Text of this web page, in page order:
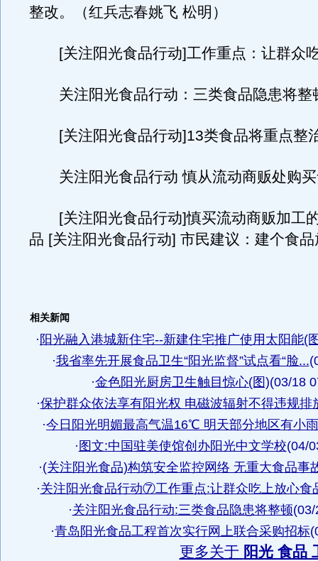
整改。（红兵志春姚飞 松明）
[关注阳光食品行动]工作重点：让群众
关注阳光食品行动：三类食品隐患将整
[关注阳光食品行动]13类食品将重点整
关注阳光食品行动 慎从流动商贩处购买
[关注阳光食品行动]慎买流动商贩加工
品 [关注阳光食品行动] 市民建议：建个食
相关新闻
·阳光融入港城新住宅--新建住宅推广使用太阳能(
·我省率先开展食品卫生“阳光监督”试点看“脸...
·金色阳光厨房卫生触目惊心(图)(03/18
·保护群众依法享有阳光权 电磁波辐射不得违规排
·今日阳光明媚最高气温16℃ 明天部分地区有小雨
·图文:中国驻美使馆创办阳光中文学校(04/
·(关注阳光食品)构筑安全监控网络 无重大食品事
·关注阳光食品行动⑦工作重点:让群众吃上放心食
·关注阳光食品行动:三类食品隐患将整顿
·青岛阳光食品工程首次实行网上联合采购招标
更多关于 阳光 食品